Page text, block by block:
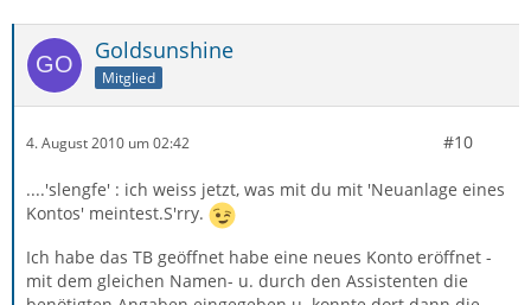
Goldsunshine
Mitglied
4. August 2010 um 02:42 #10
....'slengfe' : ich weiss jetzt, was mit du mit 'Neuanlage eines
Kontos' meintest.S'rry.
Ich habe das TB geöffnet habe eine neues Konto eröffnet -
mit dem gleichen Namen- u. durch den Assistenten die